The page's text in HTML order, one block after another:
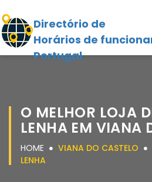
Directório de
Horários de
Portugal
O MELHOR LOJA
LENHA EM VIANA
HOME VIANA DO CASTELO
LENHA